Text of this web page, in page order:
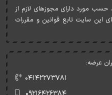
حسب مورد دارای مجوزهای لازم از
اين سايت تابع قوانين و مقررات
عرضه:
۰۴۱۴۲۲۷۳۷۸۱